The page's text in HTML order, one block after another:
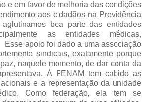
e em favor de melhoria das condições
aos cidadãos na Previdência
boa parte das entidades
as entidades médicas,
Esse apoio foi dado a uma associação
sindicais, exatamente porque
naquele momento, de dar conta da
À FENAM tem cabido as
e a representação da unidade
Como federação, ela tem se